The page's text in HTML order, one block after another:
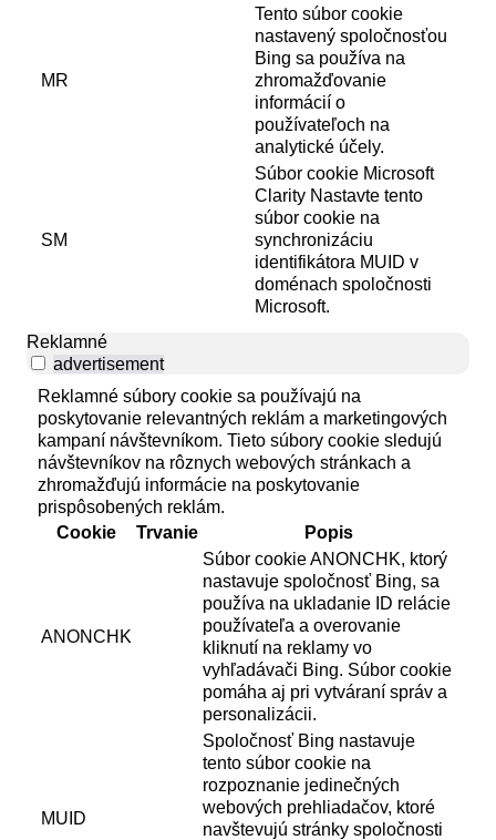
MR
Tento súbor cookie
nastavený spoločnosťou
Bing sa používa na
zhromažďovanie
informácií o
používateľoch na
analytické účely.
SM
Súbor cookie Microsoft
Clarity Nastavte tento
súbor cookie na
synchronizáciu
identifikátora MUID v
doménach spoločnosti
Microsoft.
Reklamné
advertisement
Reklamné súbory cookie sa používajú na
poskytovanie relevantných reklám a marketingových
kampaní návštevníkom. Tieto súbory cookie sledujú
návštevníkov na rôznych webových stránkach a
zhromažďujú informácie na poskytovanie
prispôsobených reklám.
Cookie
Trvanie Popis
ANONCHK
Súbor cookie ANONCHK, ktorý
nastavuje spoločnosť Bing, sa
používa na ukladanie ID relácie
používateľa a overovanie
kliknutí na reklamy vo
vyhľadávači Bing. Súbor cookie
pomáha aj pri vytváraní správ a
personalizácii.
MUID
Spoločnosť Bing nastavuje
tento súbor cookie na
rozpoznanie jedinečných
webových prehliadačov, ktoré
navštevujú stránky spoločnosti